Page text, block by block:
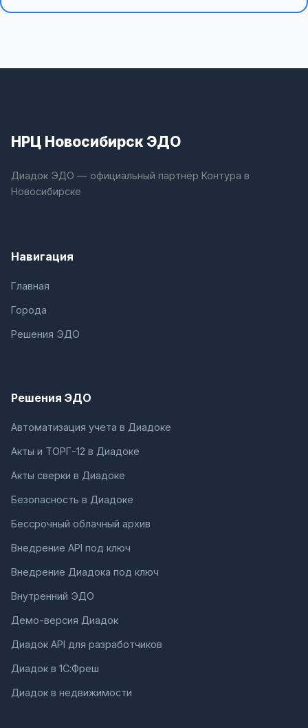
НРЦ Новосибирск ЭДО
Диадок ЭДО — официальный партнёр Контура в
Новосибирске
Навигация
Главная
Города
Решения ЭДО
Решения ЭДО
Автоматизация учета в Диадоке
Акты и ТОРГ-12 в Диадоке
Акты сверки в Диадоке
Безопасность в Диадоке
Бессрочный облачный архив
Внедрение API под ключ
Внедрение Диадока под ключ
Внутренний ЭДО
Демо-версия Диадок
Диадок API для разработчиков
Диадок в 1С:Фреш
Диадок в недвижимости